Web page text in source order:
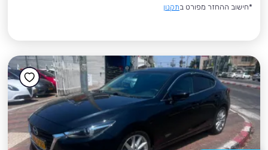
*חישוב ההחזר מפורט בתקנון